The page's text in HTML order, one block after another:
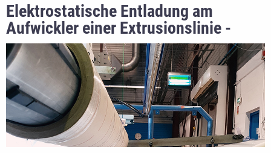
Elektrostatische Entladung am
Aufwickler einer Extrusionslinie -
Eltex Entladesystem flexION mit
POWER IONIZER